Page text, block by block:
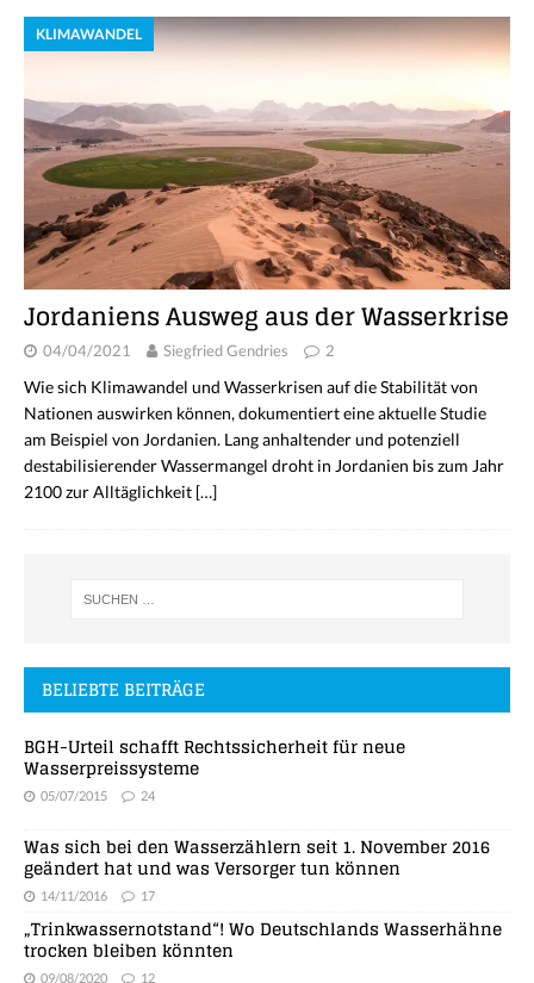
KLIMAWANDEL
Jordaniens Ausweg aus der Wasserkrise
04/04/2021 Siegfried Gendries 2
Wie sich Klimawandel und Wasserkrisen auf die Stabilität von
Nationen auswirken können, dokumentiert eine aktuelle Studie
am Beispiel von Jordanien. Lang anhaltender und potenziell
destabilisierender Wassermangel droht in Jordanien bis zum Jahr
2100 zur Alltäglichkeit […]
BELIEBTE BEITRÄGE
BGH-Urteil schafft Rechtssicherheit für neue
Wasserpreissysteme
05/07/2015 24
Was sich bei den Wasserzählern seit 1. November 2016
geändert hat und was Versorger tun können
14/11/2016 17
„Trinkwassernotstand“! Wo Deutschlands Wasserhähne
trocken bleiben könnten
09/08/2020 12